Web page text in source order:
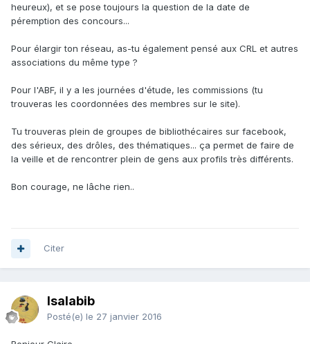
heureux), et se pose toujours la question de la date de
péremption des concours...
Pour élargir ton réseau, as-tu également pensé aux CRL et autres
associations du même type ?
Pour l'ABF, il y a les journées d'étude, les commissions (tu
trouveras les coordonnées des membres sur le site).
Tu trouveras plein de groupes de bibliothécaires sur facebook,
des sérieux, des drôles, des thématiques... ça permet de faire de
la veille et de rencontrer plein de gens aux profils très différents.
Bon courage, ne lâche rien..
Citer
Isalabib
Posté(e) le 27 janvier 2016